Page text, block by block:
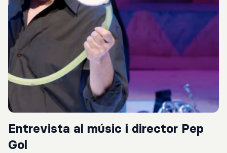
Entrevista al músic i director Pep
Gol